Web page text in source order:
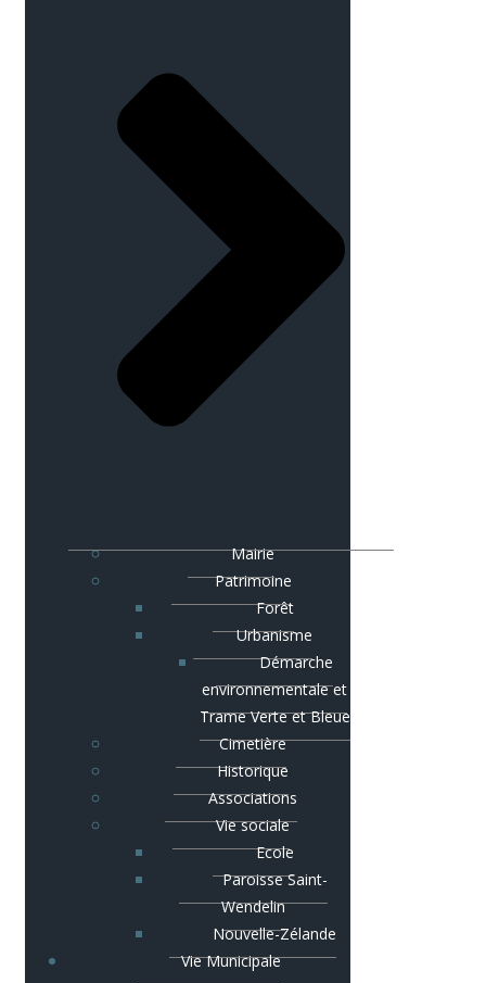
Mairie
Patrimoine
Forêt
Urbanisme
Démarche
environnementale et
Trame Verte et Bleue
Cimetière
Historique
Associations
Vie sociale
Ecole
Paroisse Saint-
Wendelin
Nouvelle-Zélande
Vie Municipale